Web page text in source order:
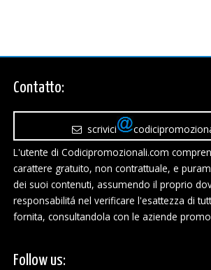
Contatto:
scrivici
L'utente di Codicipromozionali.com
carattere gratuito, non contrattuale, e
dei suoi contenuti, assumendo il proprio
responsabilitá nel verificare l'esattezza di
fornita, consultandola con le aziende
Follow us: